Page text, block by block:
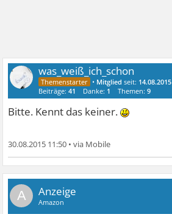
was_weiß_ich_schon
• Mitglied seit: 14.08.2015
Beiträge:41 Danke: 1 Themen:9
Bitte. Kennt das keiner.
30.08.2015 11:50 •
A